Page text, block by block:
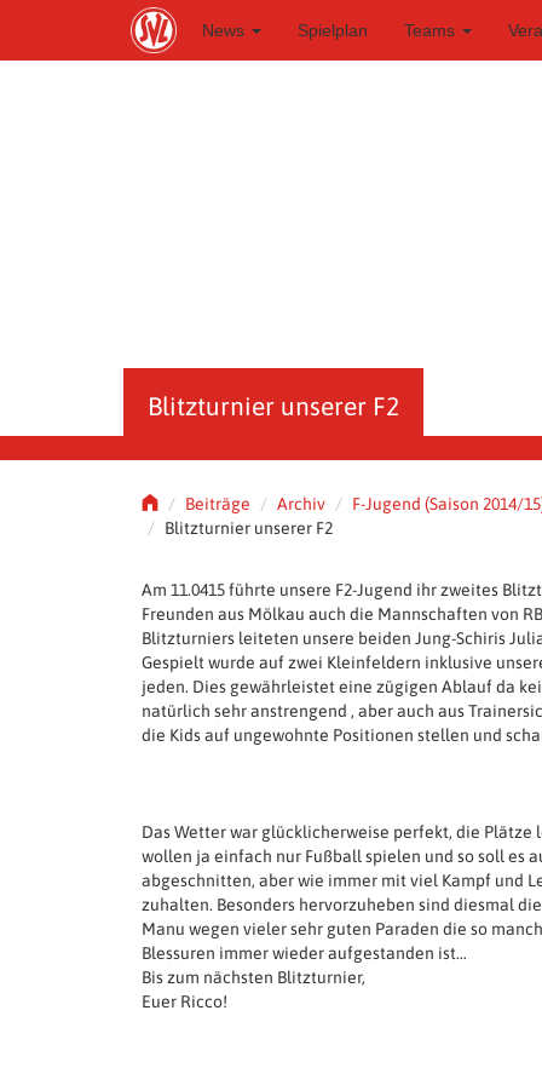
i
News Spielplan Teams
Blitzturnier unserer F2
Beiträge Archiv
F-Jugend (Saison 2014/
Blitzturnier unserer F2
Am 11.0415 führte unsere F2-Jugend ihr zweites
Freunden aus Mölkau auch die Mannschaften von
Blitzturniers leiteten unsere beiden Jung-Schiris
Gespielt wurde auf zwei Kleinfeldern inklusive
jeden. Dies gewährleistet eine zügigen Ablauf da
natürlich sehr anstrengend , aber auch aus
die Kids auf ungewohnte Positionen stellen und
Das Wetter war glücklicherweise perfekt, die
wollen ja einfach nur Fußball spielen und so soll es
abgeschnitten, aber wie immer mit viel Kampf und
zuhalten. Besonders hervorzuheben sind diesmal
Manu wegen vieler sehr guten Paraden die so
Blessuren immer wieder aufgestanden ist…
Bis zum nächsten Blitzturnier,
Euer Ricco!